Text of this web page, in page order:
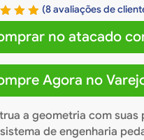
de
(8avaliações de
no atacado
Agora no
a geometria com suas
de engenharia